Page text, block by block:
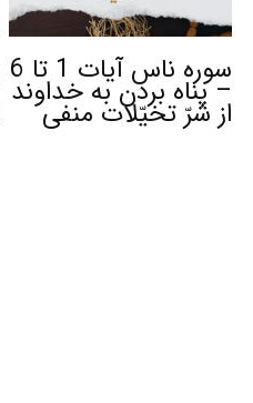
سوره ناس آیات 1 تا 6
– پناه بردن به خداوند
از شرّ تخیّلات منفی